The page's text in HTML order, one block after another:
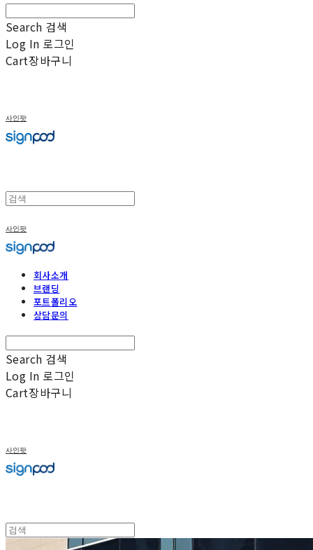
Search 검색
Log In 로그인
Cart장바구니
사인팟
사인팟
회사소개
브랜딩
포트폴리오
상담문의
Search 검색
Log In 로그인
Cart장바구니
사인팟